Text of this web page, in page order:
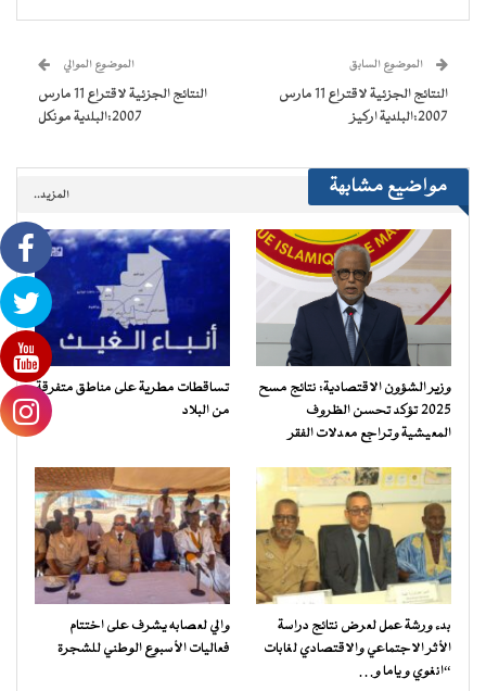
في في في في جديدة) الإلكتروني
نافذة
جديدة)
الموضوع السابق
النتائج الجزئية لاقتراع 11 مارس
2007:البلدية اركيز
الموضوع الموالي
النتائج الجزئية لاقتراع 11 مارس
2007:البلدية مونكل
مواضيع مشابهة المزيد..
وزير الشؤون الاقتصادية: نتائج مسح
2025 تؤكد تحسن الظروف
المعيشية وتراجع معدلات الفقر
تساقطات مطرية على مناطق متفرقة
من البلاد
بدء ورشة عمل لعرض نتائج دراسة
الأثر الاجتماعي والاقتصادي لغابات
“انغوي و ياما و…
والي لعصابه يشرف على اختتام
فعاليات الأسبوع الوطني للشجرة